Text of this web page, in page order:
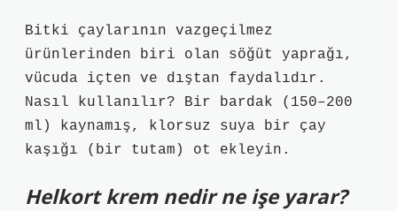
Bitki çaylarının vazgeçilmez
ürünlerinden biri olan söğüt yaprağı,
vücuda içten ve dıştan faydalıdır.
Nasıl kullanılır? Bir bardak (150–200
ml) kaynamış, klorsuz suya bir çay
kaşığı (bir tutam) ot ekleyin.
Helkort krem nedir ne işe yarar?